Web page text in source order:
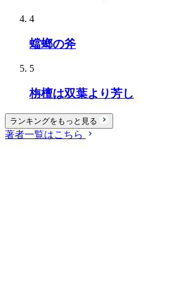
4
蟷螂の斧
5
栴檀は双葉より芳し
ランキングをもっと見る
著者一覧はこちら